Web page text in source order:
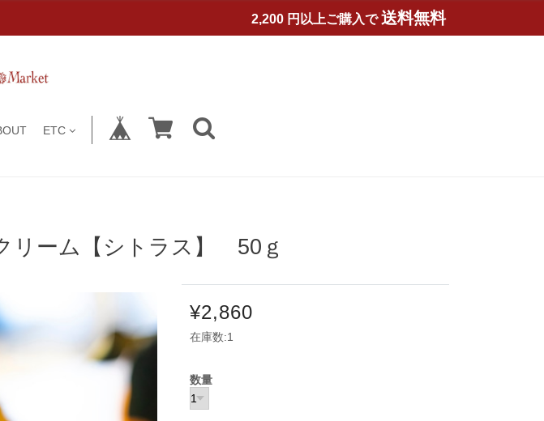
2,200 円以上ご購入で 送料無料
ETC
リーム【シトラス】 50ｇ
¥2,860
在庫数:1
数量